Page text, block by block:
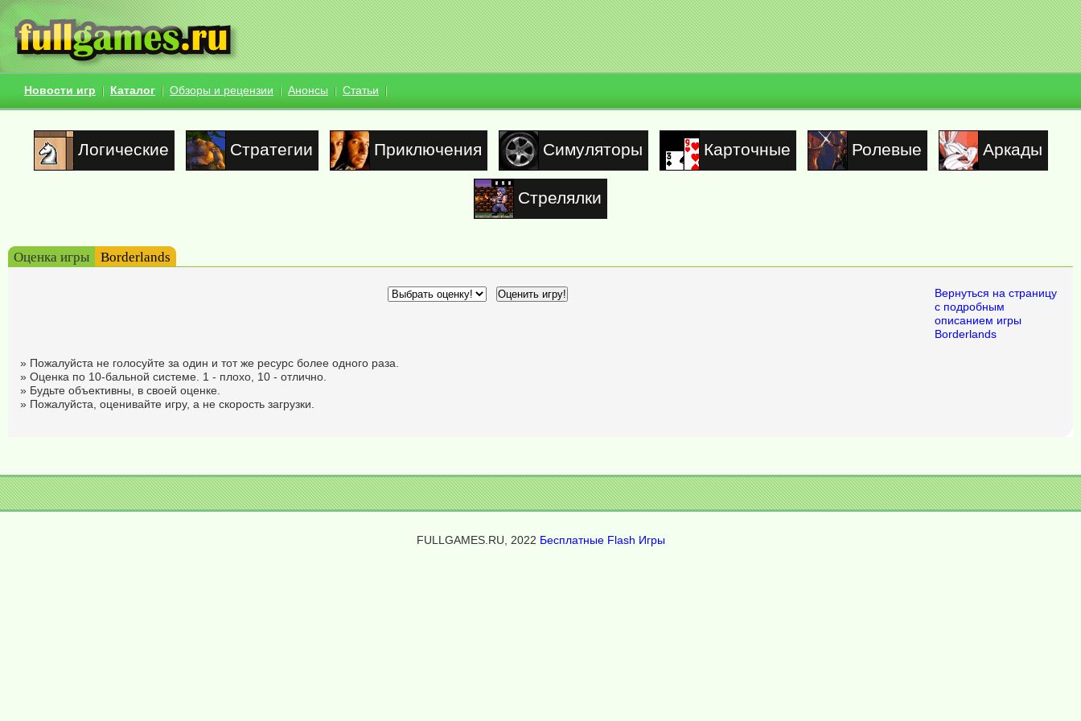
Новости игр Каталог Обзоры и рецензии Анонсы Статьи
Логические Стратегии Приключения Симуляторы Карточные Ролевые Аркады
Стрелялки
Оценка игры Borderlands
Вернуться на страницу
с подробным
описанием игры
Borderlands
» Пожалуйста не голосуйте за один и тот же ресурс более одного раза.
» Оценка по 10-бальной системе. 1 - плохо, 10 - отлично.
» Будьте объективны, в своей оценке.
» Пожалуйста, оценивайте игру, а не скорость загрузки.
FULLGAMES.RU, 2022 Бесплатные Flash Игры